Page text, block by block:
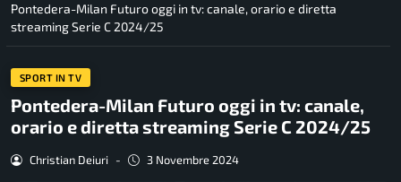
Pontedera-Milan Futuro oggi in tv: canale, orario e diretta
streaming Serie C 2024/25
SPORT IN TV
Pontedera-Milan Futuro oggi in tv: canale,
orario e diretta streaming Serie C 2024/25
Christian Deiuri - 3 Novembre 2024